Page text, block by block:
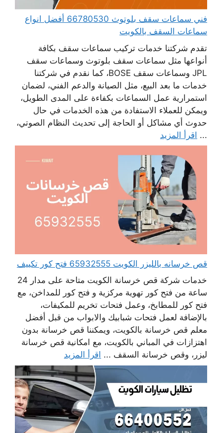
فني سماعات سقف بلوتوث 66780530 أفضل انواع
سماعات السقف بالكويت
تقدم شركتنا خدمات تركيب سماعات سقف بكافة
أنواعها مثل سماعات سقف بلوتوث وسماعات سقف
JPL وسماعات سقف BOSE، كما نقدم في شركتنا
خدمات ما بعد البيع، مثل الصيانة والدعم الفني، لضمان
استمرارية عمل السماعات بكفاءة على المدى الطويل،
ويمكن للعملاء الاستفادة من هذه الخدمات في حال
حدوث أي مشاكل أو الحاجة إلى تحديث النظام الصوتي،
... اقرأ المزيد
قص خرسانه بالليزر الكويت 65932555 فتح كور تكييف
خدمات شركة قص خرسانة الكويت متاحة على مدار 24
ساعة من فتح كور تهوية مركزية و فتح كور للمداخن، مع
فتح كور للمطابخ، وعمل فتحات تخريم للمكيفات،
بالإضافة لعمل فتحات شبابيك والابواب من قبل أفضل
معلم قص خرسانة بالكويت، ويمكننا قص خرسانة بدون
اهتزازات في المباني بالكويت، مع امكانية قص خرسانة
ليزر، وقص خرسانة السقف ... اقرأ المزيد